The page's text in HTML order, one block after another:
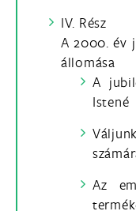
IV. Rész
A 2000. év
állomása
A
Istené
Az